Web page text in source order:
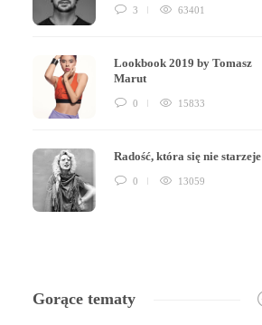
3 63401
Lookbook 2019 by Tomasz
Marut
0 15833
Radość, która się nie starzeje
0 13059
Gorące tematy